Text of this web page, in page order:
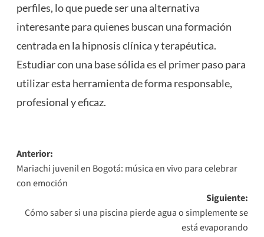
perfiles, lo que puede ser una alternativa
interesante para quienes buscan una formación
centrada en la hipnosis clínica y terapéutica.
Estudiar con una base sólida es el primer paso para
utilizar esta herramienta de forma responsable,
profesional y eficaz.
Navegación
de
entradas
Anterior:
Mariachi juvenil en Bogotá: música en vivo para celebrar
con emoción
Siguiente:
Cómo saber si una piscina pierde agua o simplemente se
está evaporando